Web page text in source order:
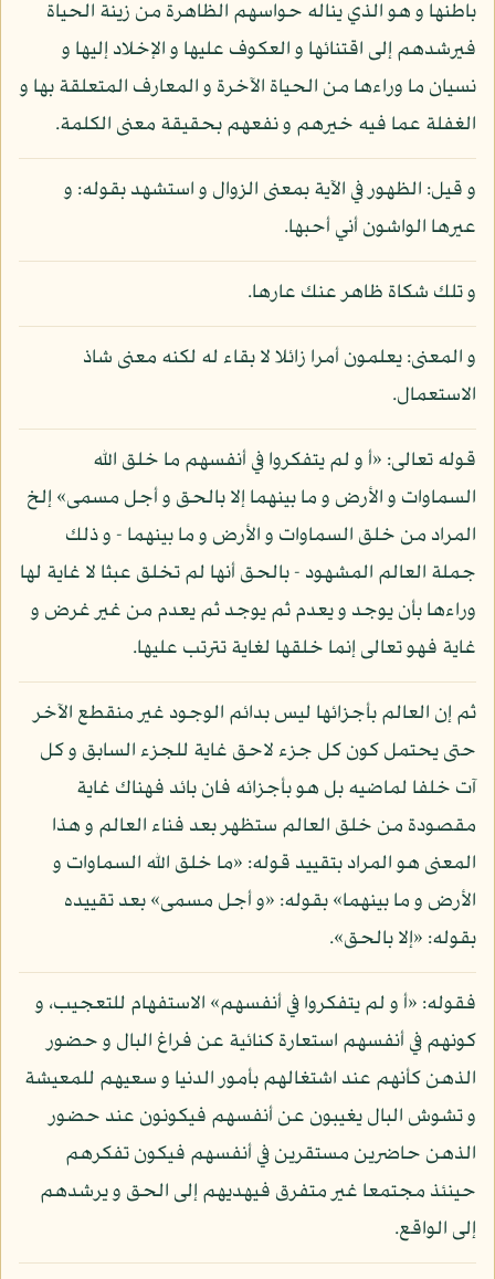
باطنها و هو الذي يناله حواسهم الظاهرة من زينة الحياة
فيرشدهم إلى اقتنائها و العكوف عليها و الإخلاد إليها و
نسيان ما وراءها من الحياة الآخرة و المعارف المتعلقة بها و
الغفلة عما فيه خيرهم و نفعهم بحقيقة معنى الكلمة.
و قيل: الظهور في الآية بمعنى الزوال و استشهد بقوله: و
عيرها الواشون أني أحبها.
و تلك شكاة ظاهر عنك عارها.
و المعنى: يعلمون أمرا زائلا لا بقاء له لكنه معنى شاذ
الاستعمال.
قوله تعالى: «أ و لم يتفكروا في أنفسهم ما خلق الله
السماوات و الأرض و ما بينهما إلا بالحق و أجل مسمى» إلخ
المراد من خلق السماوات و الأرض و ما بينهما - و ذلك
جملة العالم المشهود - بالحق أنها لم تخلق عبثا لا غاية لها
وراءها بأن يوجد و يعدم ثم يوجد ثم يعدم من غير غرض و
غاية فهو تعالى إنما خلقها لغاية تترتب عليها.
ثم إن العالم بأجزائها ليس بدائم الوجود غير منقطع الآخر
حتى يحتمل كون كل جزء لاحق غاية للجزء السابق و كل
آت خلفا لماضيه بل هو بأجزائه فان بائد فهناك غاية
مقصودة من خلق العالم ستظهر بعد فناء العالم و هذا
المعنى هو المراد بتقييد قوله: «ما خلق الله السماوات و
الأرض و ما بينهما» بقوله: «و أجل مسمى» بعد تقييده
بقوله: «إلا بالحق».
فقوله: «أ و لم يتفكروا في أنفسهم» الاستفهام للتعجيب، و
كونهم في أنفسهم استعارة كنائية عن فراغ البال و حضور
الذهن كأنهم عند اشتغالهم بأمور الدنيا و سعيهم للمعيشة
و تشوش البال يغيبون عن أنفسهم فيكونون عند حضور
الذهن حاضرين مستقرين في أنفسهم فيكون تفكرهم
حينئذ مجتمعا غير متفرق فيهديهم إلى الحق و يرشدهم
إلى الواقع.